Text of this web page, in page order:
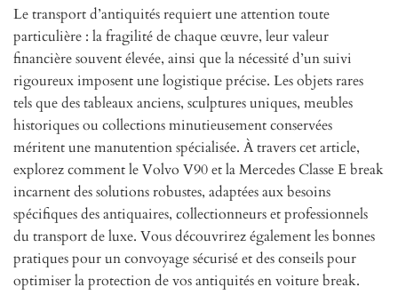
Le transport d’antiquités requiert une attention toute
particulière : la fragilité de chaque œuvre, leur valeur
financière souvent élevée, ainsi que la nécessité d’un suivi
rigoureux imposent une logistique précise. Les objets rares
tels que des tableaux anciens, sculptures uniques, meubles
historiques ou collections minutieusement conservées
méritent une manutention spécialisée. À travers cet article,
explorez comment le Volvo V90 et la Mercedes Classe E break
incarnent des solutions robustes, adaptées aux besoins
spécifiques des antiquaires, collectionneurs et professionnels
du transport de luxe. Vous découvrirez également les bonnes
pratiques pour un convoyage sécurisé et des conseils pour
optimiser la protection de vos antiquités en voiture break.